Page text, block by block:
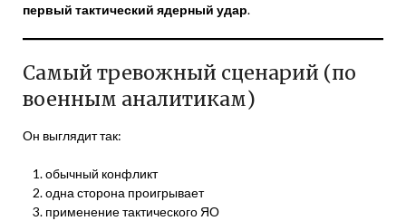
первый тактический ядерный удар.
Самый тревожный сценарий (по
военным аналитикам)
Он выглядит так:
обычный конфликт
одна сторона проигрывает
применение тактического ЯО